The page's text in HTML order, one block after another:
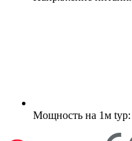
Мощность на 1м